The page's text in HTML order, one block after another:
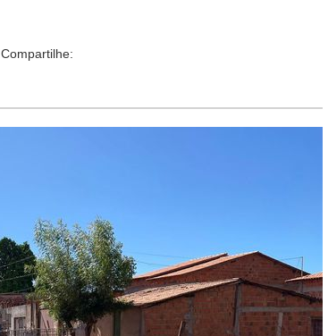
Compartilhe: